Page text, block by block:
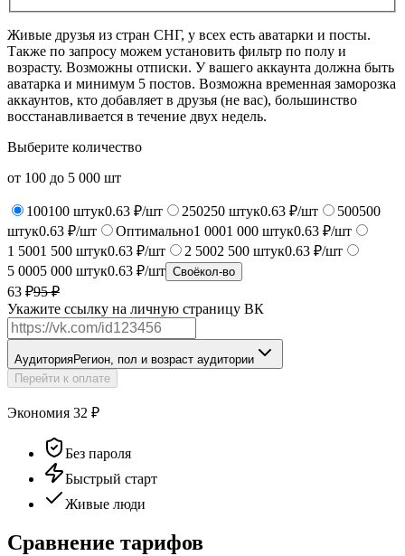
Живые друзья из стран СНГ, у всех есть аватарки и посты.
Также по запросу можем установить фильтр по полу и
возрасту. Возможны отписки. У вашего аккаунта должна быть
аватарка и минимум 5 постов. Возможна временная заморозка
аккаунтов, кто добавляет в друзья (не вас), большинство
восстанавливается в течение двух недель.
Выберите количество
от 100 до 5 000 шт
100100 штук0.63 ₽/шт 250250 штук0.63 ₽/шт 500500
штук0.63 ₽/шт Оптимально1 0001 000 штук0.63 ₽/шт
1 5001 500 штук0.63 ₽/шт 2 5002 500 штук0.63 ₽/шт
5 0005 000 штук0.63 ₽/шт Своёкол-во
63 ₽95₽
Укажите ссылку на личную страницу ВК
АудиторияРегион, пол и возраст аудитории
Перейти к оплате
Экономия 32 ₽
Без пароля
Быстрый старт
Живые люди
Сравнение тарифов